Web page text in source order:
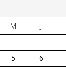
M J
5 6